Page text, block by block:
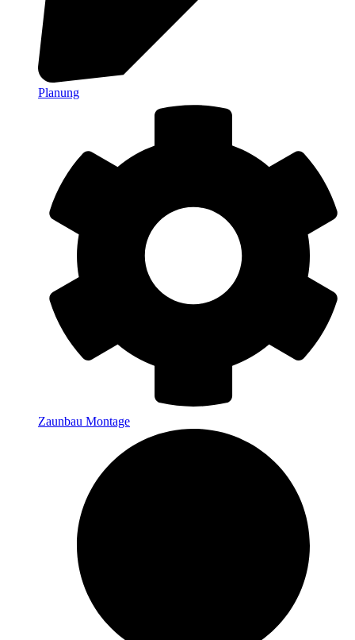
Planung
Zaunbau Montage